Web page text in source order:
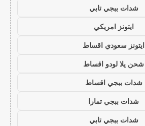
شدات ببجي تابي
ايتونز امريكي
ايتونز سعودي اقساط
شحن يلا لودو اقساط
شدات ببجي اقساط
شدات ببجي تمارا
شدات ببجي تابي